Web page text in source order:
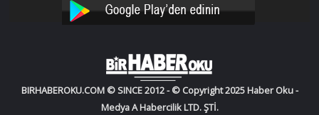
YouTube
Instagram
BIRHABEROKU.COM © SINCE 2012 - © Copyright 2025 Haber Oku -
Medya A Habercilik LTD. ŞTİ.